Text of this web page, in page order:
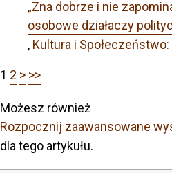
„Zna dobrze i nie
osobowe działaczy
, Kultura i
1 2 > >>
Możesz również
Rozpocznij zaawansowane
dla tego artykułu.